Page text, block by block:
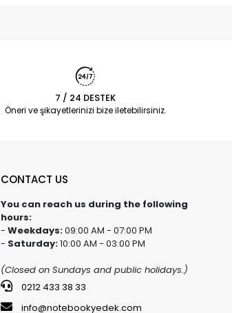
7 / 24 DESTEK
Öneri ve şikayetlerinizi bize iletebilirsiniz.
CONTACT US
You can reach us during the following
hours:
- Weekdays:09:00 AM - 07:00 PM
- Saturday:10:00 AM - 03:00 PM
(Closed on Sundays and public holidays.)
0212 433 38 33
info@notebookyedek.com